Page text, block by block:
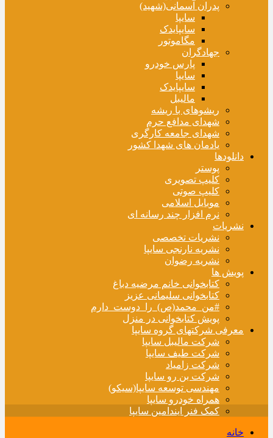
پدران آسمانی(شهید)
سایپا
سایپایدک
مگاموتور
جهادگران
پارس خودرو
سایپا
سایپایدک
مالیبل
ریشوهای با ریشه
شهدای مدافع حرم
شهدای جامعه کارگری
یادمان های شهدا کشور
دانلودها
پوستر
کلیپ تصویری
کلیپ صوتی
موبایل اسلامی
نرم افزار چند رسانه ای
نشریات
نشریات تخصصی
نشریه نارنجی سایپا
نشریه رضوان
پویش ها
کتابخوانی خانم مرضیه دباغ
کتابخوانی سلیمانی عزیز
#من_محمد(ص)_را_دوست_دارم
پویش کتابخوانی در منزل
معرفی شرکتهای گروه سایپا
شرکت مالیبل سایپا
شرکت طیف سایپا
شرکت زامیاد
شرکت بن رو سایپا
مهندسی توسعه سایپا(سیکو)
همراه خودرو سایپا
کمک فنر ایندامین سایپا
خانه